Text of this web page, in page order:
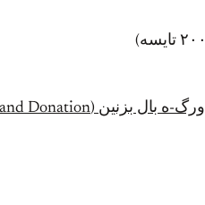
ورگ-ه بال بزنين (Support and Donation)